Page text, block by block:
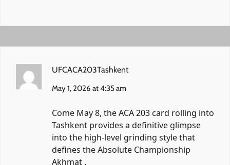
UFCACA203Tashkent
May 1, 2026 at 4:35 am
Come May 8, the ACA 203 card rolling into
Tashkent provides a definitive glimpse
into the high-level grinding style that
defines the Absolute Championship
Akhmat .